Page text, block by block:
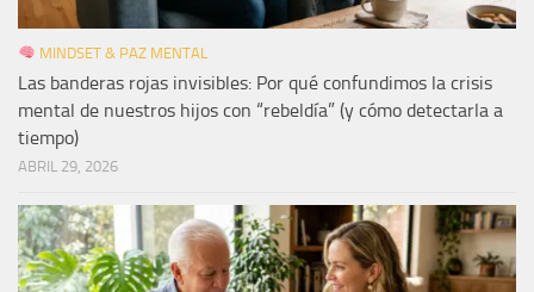
MINDSET & PAZ MENTAL
Las banderas rojas invisibles: Por qué confundimos la crisis
mental de nuestros hijos con “rebeldía” (y cómo detectarla a
tiempo)
ABRIL 29, 2026